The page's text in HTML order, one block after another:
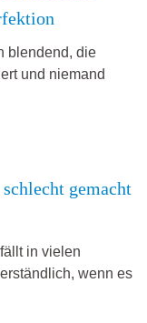
blendend, die
und niemand
gemacht
in vielen
wenn es